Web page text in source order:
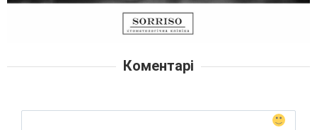
Коментарі